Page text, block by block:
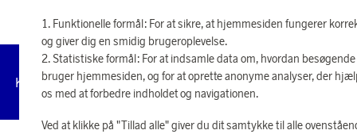
Funktionelle formål: For at sikre, at hjemmesiden fungerer
og giver dig en smidig brugeroplevelse.
Statistiske formål: For at indsamle data om, hvordan besøgende
bruger hjemmesiden, og for at oprette anonyme analyser, der
os med at forbedre indholdet og navigationen.
Ved at klikke på "Tillad alle" giver du dit samtykke til alle
Kundeservice Vilkår Privatlivspolitik
Administrer